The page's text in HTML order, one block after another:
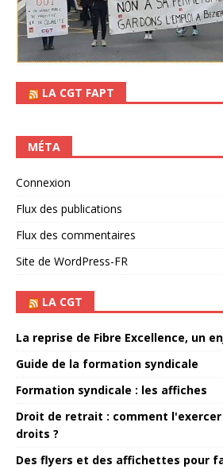
LA CGT FAPT
MÉTA
Connexion
Flux des publications
Flux des commentaires
Site de WordPress-FR
LA CGT
La reprise de Fibre Excellence, un
Guide de la formation syndicale
Formation syndicale : les affiches
Droit de retrait : comment
droits ?
Des flyers et des affichettes pour